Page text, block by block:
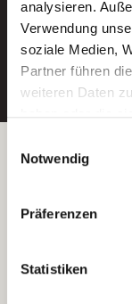
analysieren.
Verwendung
soziale Medien,
Partner führen
weiteren Daten
Wenn Sie auf
Sie der
Ihre
indem Sie die
unserer
Notwendig
Präferenzen
Statistiken
Betreiber der
Kantstraße 45a
(Ein
e.V.)